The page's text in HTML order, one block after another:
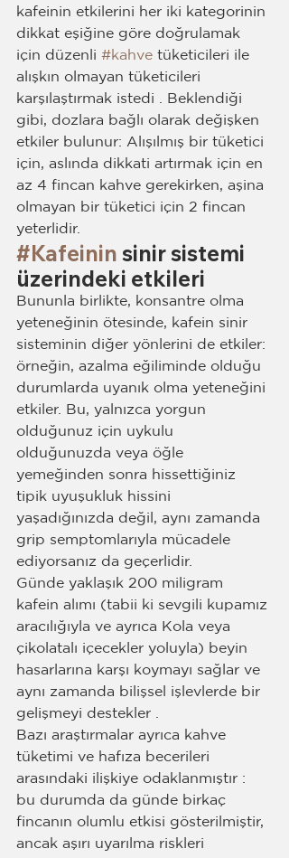
kafeinin etkilerini her iki kategorinin
dikkat eşiğine göre doğrulamak
için düzenli #kahve tüketicileri ile
alışkın olmayan tüketicileri
karşılaştırmak istedi . Beklendiği
gibi, dozlara bağlı olarak değişken
etkiler bulunur: Alışılmış bir tüketici
için, aslında dikkati artırmak için en
az 4 fincan kahve gerekirken, aşina
olmayan bir tüketici için 2 fincan
yeterlidir.
#Kafeinin sinir sistemi
üzerindeki etkileri
Bununla birlikte, konsantre olma
yeteneğinin ötesinde, kafein sinir
sisteminin diğer yönlerini de etkiler:
örneğin, azalma eğiliminde olduğu
durumlarda uyanık olma yeteneğini
etkiler. Bu, yalnızca yorgun
olduğunuz için uykulu
olduğunuzda veya öğle
yemeğinden sonra hissettiğiniz
tipik uyuşukluk hissini
yaşadığınızda değil, aynı zamanda
grip semptomlarıyla mücadele
ediyorsanız da geçerlidir.
Günde yaklaşık 200 miligram
kafein alımı (tabii ki sevgili kupamız
aracılığıyla ve ayrıca Kola veya
çikolatalı içecekler yoluyla) beyin
hasarlarına karşı koymayı sağlar ve
aynı zamanda bilişsel işlevlerde bir
gelişmeyi destekler .
Bazı araştırmalar ayrıca kahve
tüketimi ve hafıza becerileri
arasındaki ilişkiye odaklanmıştır :
bu durumda da günde birkaç
fincanın olumlu etkisi gösterilmiştir,
ancak aşırı uyarılma riskleri